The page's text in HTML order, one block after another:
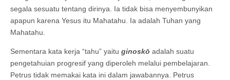
segala sesuatu tentang dirinya. Ia tidak bisa menyembunyikan
apapun karena Yesus itu Mahatahu. Ia adalah Tuhan yang
Mahatahu.
Sementara kata kerja “tahu” yaitu ginoskō adalah suatu
pengetahuian progresif yang diperoleh melalui pembelajaran.
Petrus tidak memakai kata ini dalam jawabannya. Petrus